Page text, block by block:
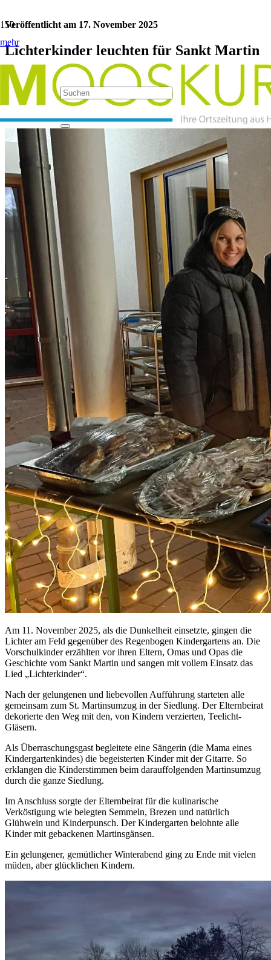
mehr
Veröffentlicht am 17. November 2025
Lichterkinder leuchten für Sankt Martin
am AWO Kindergarten Regenbogen
Kategorie:
Kindergärten
Am 11. November 2025, als die Dunkelheit einsetzte, gingen die
Lichter am Feld gegenüber des Regenbogen Kindergartens an. Die
Vorschulkinder erzählten vor ihren Eltern, Omas und Opas die
Geschichte vom Sankt Martin und sangen mit vollem Einsatz das
Lied „Lichterkinder“.
Nach der gelungenen und liebevollen Aufführung starteten alle
gemeinsam zum St. Martinsumzug in der Siedlung. Der Elternbeirat
dekorierte den Weg mit den, von Kindern verzierten, Teelicht-
Gläsern.
Als Überraschungsgast begleitete eine Sängerin (die Mama eines
Kindergartenkindes) die begeisterten Kinder mit der Gitarre. So
erklangen die Kinderstimmen beim darauffolgenden Martinsumzug
durch die ganze Siedlung.
Im Anschluss sorgte der Elternbeirat für die kulinarische
Verköstigung wie belegten Semmeln, Brezen und natürlich
Glühwein und Kinderpunsch. Der Kindergarten belohnte alle
Kinder mit gebackenen Martinsgänsen.
Ein gelungener, gemütlicher Winterabend ging zu Ende mit vielen
müden, aber glücklichen Kindern.